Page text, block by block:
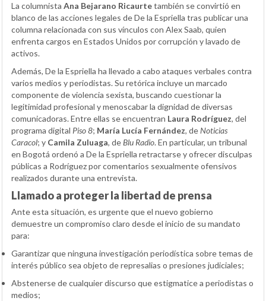
La columnista Ana Bejarano Ricaurtetambién se convirtió en
blanco de las acciones legales de De la Espriella tras publicar una
columna relacionada con sus vínculos con Alex Saab, quien
enfrenta cargos en Estados Unidos por corrupción y lavado de
activos.
Además, De la Espriella ha llevado a cabo ataques verbales contra
varios medios y periodistas. Su retórica incluye un marcado
componente de violencia sexista, buscando cuestionar la
legitimidad profesional y menoscabar la dignidad de diversas
comunicadoras. Entre ellas se encuentran Laura Rodríguez, del
programa digital Piso 8; María Lucía Fernández, deNoticias
Caracol; y Camila Zuluaga, deBlu Radio. En particular, un tribunal
en Bogotá ordenó a De la Espriella retractarse y ofrecer disculpas
públicas a Rodríguez por comentarios sexualmente ofensivos
realizados durante una entrevista.
Llamado a proteger la libertad de prensa
Ante esta situación, es urgente que el nuevo gobierno
demuestre un compromiso claro desde el inicio de su mandato
para:
Garantizar que ninguna investigación periodística sobre temas de
interés público sea objeto de represalias o presiones judiciales;
Abstenerse de cualquier discurso que estigmatice a periodistas o
medios;